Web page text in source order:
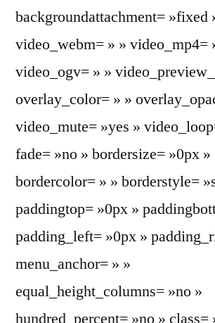
backgroundattachment= »fixed
video_webm= » » video_mp4=
video_ogv= » »
overlay_color= » »
video_mute= »yes »
fade= »no » bordersize= »0px »
bordercolor= » » borderstyle=
paddingtop= »0px »
padding_left= »0px »
menu_anchor= » »
equal_height_columns= »no »
hundred_percent= »no » class=